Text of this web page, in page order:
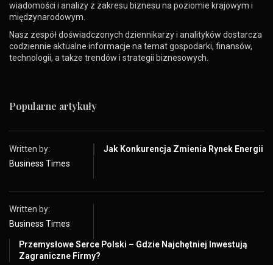
wiadomości i analizy z zakresu biznesu na poziomie krajowym i
międzynarodowym.
Nasz zespół doświadczonych dziennikarzy i analityków dostarcza
codziennie aktualne informacje na temat gospodarki, finansów,
technologii, a także trendów i strategii biznesowych.
Popularne artykuły
Written by:
Business Times
Jak Konkurencja Zmienia Rynek Energii
Written by:
Business Times
Przemysłowe Serce Polski – Gdzie Najchętniej Inwestują
Zagraniczne Firmy?